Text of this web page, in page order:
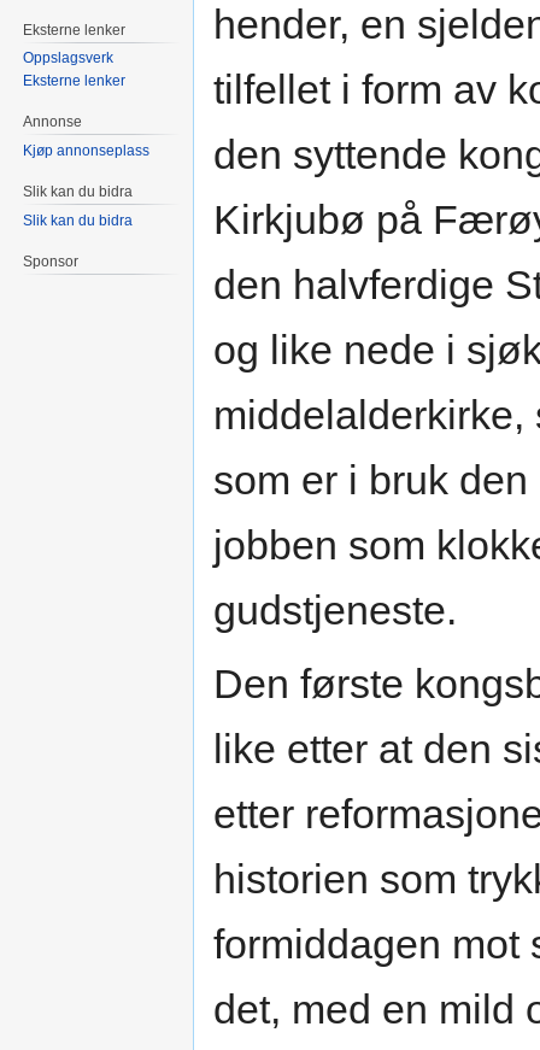
hender, en
tilfellet i form av
den syttende
Kirkjubø på
den halvferdige
og like nede i
som er i bruk
jobben som
gudstjeneste.
Den første
like etter at den
etter
historien som
formiddagen
det, med en mild
Eksterne lenker
Oppslagsverk
Eksterne lenker
Annonse
Kjøp annonseplass
Slik kan du bidra
Slik kan du bidra
Sponsor